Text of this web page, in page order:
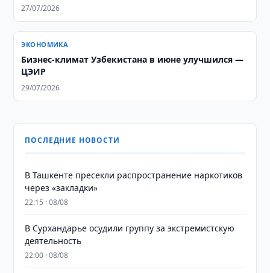
27/07/2026
ЭКОНОМИКА
Бизнес-климат Узбекистана в июне улучшился —
ЦЭИР
29/07/2026
ПОСЛЕДНИЕ НОВОСТИ
В Ташкенте пресекли распространение наркотиков
через «закладки»
22:15 · 08/08
В Сурхандарье осудили группу за экстремистскую
деятельность
22:00 · 08/08